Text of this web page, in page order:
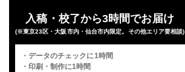
入稿・校了から3日後発送
入稿・校了から3時間でお届け
(※東京23区・大阪市内・仙台市内限定。その他エリア要相談)
・データのチェックに1時間
・印刷・制作に1時間